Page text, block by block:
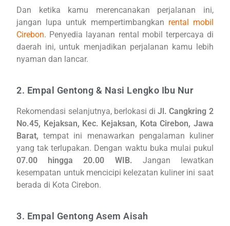
Dan ketika kamu merencanakan perjalanan ini,
jangan lupa untuk mempertimbangkan rental mobil
Cirebon. Penyedia layanan rental mobil terpercaya di
daerah ini, untuk menjadikan perjalanan kamu lebih
nyaman dan lancar.
2. Empal Gentong & Nasi Lengko Ibu Nur
Rekomendasi selanjutnya, berlokasi diJl. Cangkring 2
No.45, Kejaksan, Kec. Kejaksan, Kota Cirebon, Jawa
Barat, tempat ini menawarkan pengalaman kuliner
yang tak terlupakan. Dengan waktu buka mulai pukul
07.00 hingga 20.00 WIB. Jangan lewatkan
kesempatan untuk mencicipi kelezatan kuliner ini saat
berada di Kota Cirebon.
3. Empal Gentong Asem Aisah